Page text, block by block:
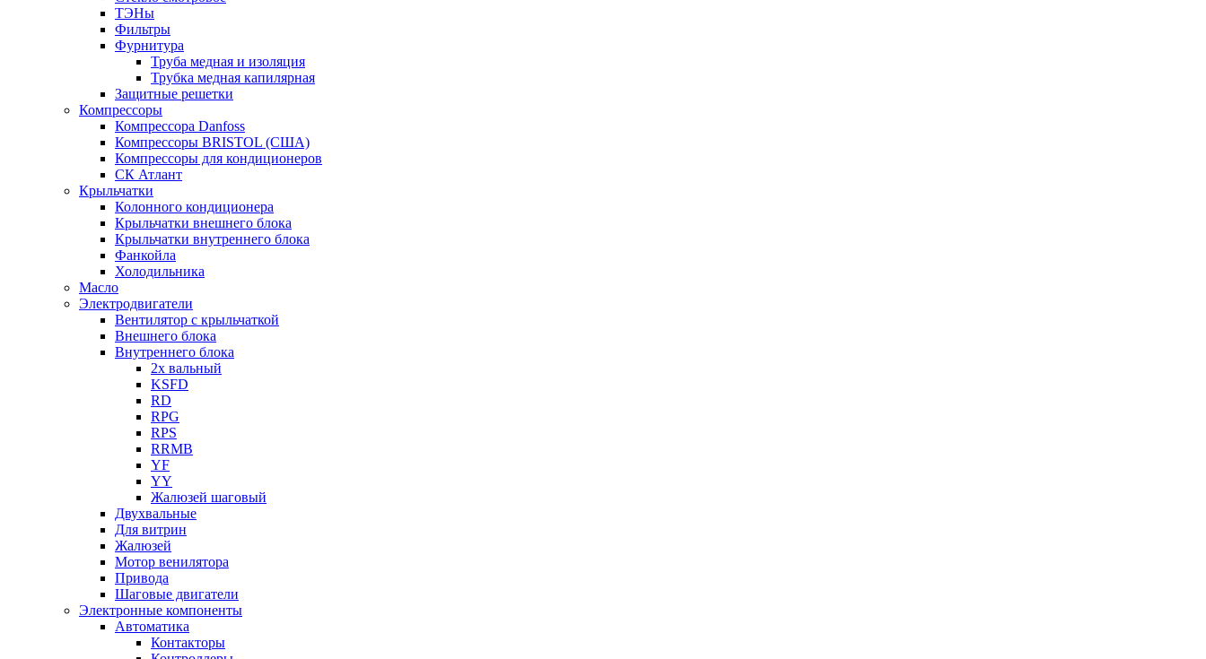
ТЭНы
Фильтры
Фурнитура
Труба медная и изоляция
Трубка медная капилярная
Защитные решетки
Компрессоры
Компрессора Danfoss
Компрессоры BRISTOL (США)
Компрессоры для кондиционеров
СК Атлант
Крыльчатки
Колонного кондиционера
Крыльчатки внешнего блока
Крыльчатки внутреннего блока
Фанкойла
Холодильника
Масло
Электродвигатели
Вентилятор с крыльчаткой
Внешнего блока
Внутреннего блока
2х вальный
KSFD
RD
RPG
RPS
RRMB
YF
YY
Жалюзей шаговый
Двухвальные
Для витрин
Жалюзей
Мотор венилятора
Привода
Шаговые двигатели
Электронные компоненты
Автоматика
Контакторы